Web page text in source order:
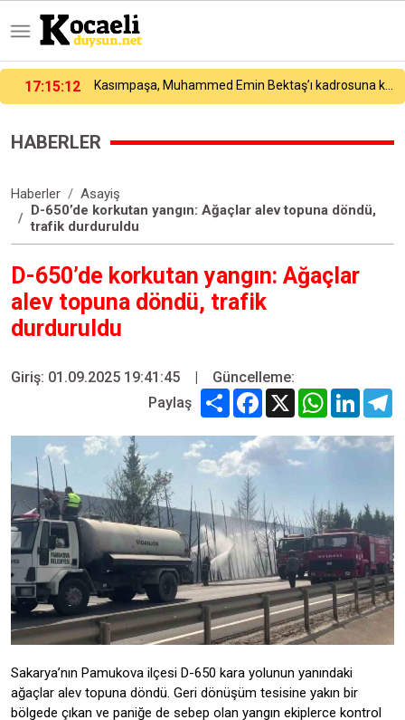
17:04:48 Dünya Fen Bilimleri Şampiyonası’nda 24 ülke arasında Türk öğrenci birinci oldu
HABERLER
Haberler
Asayiş
D-650’de korkutan yangın: Ağaçlar alev topuna döndü,
trafik durduruldu
D-650’de korkutan yangın: Ağaçlar
alev topuna döndü, trafik
durduruldu
Giriş: 01.09.2025 19:41:45 |
Güncelleme:
Paylaş
Share Facebook
X WhatsApp
Sakarya’nın Pamukova ilçesi D-650 kara yolunun yanındaki
ağaçlar alev topuna döndü. Geri dönüşüm tesisine yakın bir
bölgede çıkan ve paniğe de sebep olan yangın ekiplerce kontrol